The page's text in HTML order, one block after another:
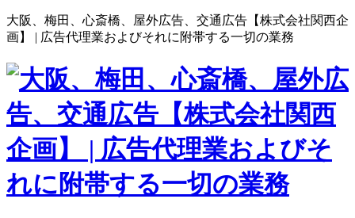
大阪、梅田、心斎橋、屋外広告、交通広告【株式会社関西企
画】 | 広告代理業およびそれに附帯する一切の業務